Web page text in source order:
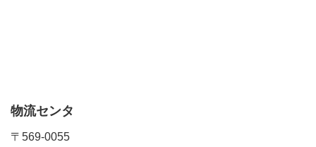
物流センタ
〒569-0055